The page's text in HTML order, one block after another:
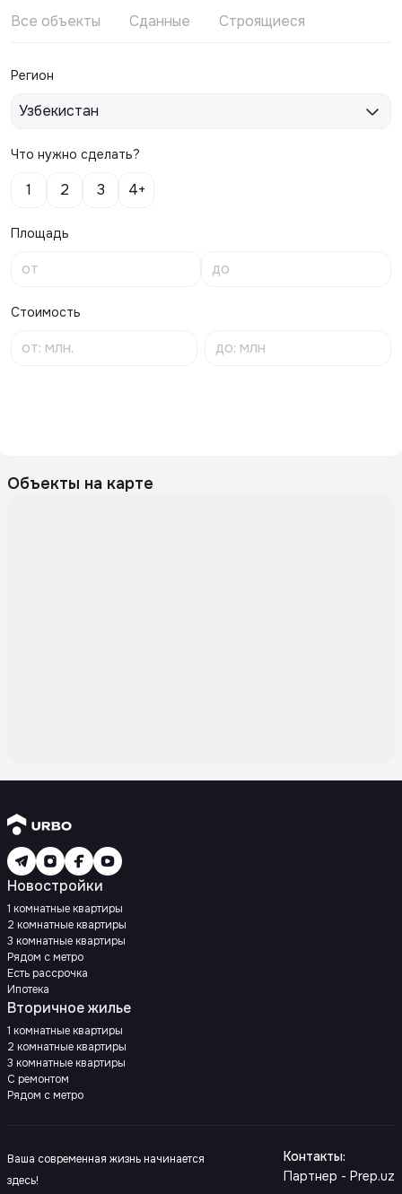
Все объекты Сданные Строящиеся
Регион
Узбекистан
Что нужно сделать?
1 2 3 4+
Площадь
Стоимость
Объекты на карте
Новостройки
1 комнатные квартиры
2 комнатные квартиры
3 комнатные квартиры
Рядом с метро
Есть рассрочка
Ипотека
Вторичное жилье
1 комнатные квартиры
2 комнатные квартиры
3 комнатные квартиры
С ремонтом
Рядом с метро
Ваша современная жизнь начинается
здесь!
Контакты:
Партнер - Prep.uz